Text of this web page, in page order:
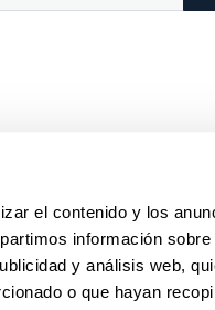
el contenido y los
información sobre
y análisis web,
o que hayan
en esta